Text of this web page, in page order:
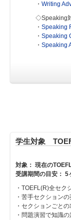
・ Writing
◇Speaking
・ Speaking
・ Speaking
・ Speaking
学生対象
対象： 現在の
受講期間の目安： 5
・TOEFL(R)全セク
・苦手セクション
・セクションごと
・問題演習で知識